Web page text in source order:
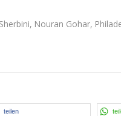
, Nouran Gohar,
teilen